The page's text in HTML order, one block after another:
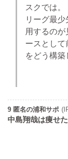
スクでは。
リーグ最
用するの
ースとし
をどう構築
9 匿名の浦和サポ
中島翔哉は痩せ